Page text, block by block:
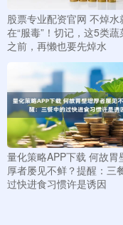
股票专业配资官网 不焯水
在“服毒”！切记，这5类蔬
之前，再懒也要先焯水
量化策略APP下载 何故胃
厚者屡见不鲜？提醒：三
过快进食习惯许是诱因